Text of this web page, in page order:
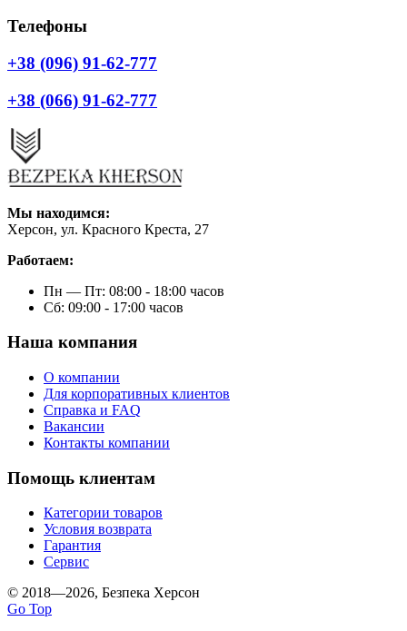
Телефоны
+38 (096) 91-62-777
+38 (066) 91-62-777
Мы находимся:
Херсон, ул. Красного Креста, 27
Работаем:
Пн — Пт: 08:00 - 18:00 часов
Сб: 09:00 - 17:00 часов
Наша компания
О компании
Для корпоративных клиентов
Справка и FAQ
Вакансии
Контакты компании
Помощь клиентам
Категории товаров
Условия возврата
Гарантия
Сервис
© 2018—2026, Безпека Херсон
Go Top